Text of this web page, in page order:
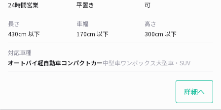
24時間営業
平置き
可
長さ
430cm 以下
車幅
170cm 以下
高さ
300cm 以下
対応車種
オートバイ軽自動車コンパクトカー中型車ワンボックス大型車・SUV
詳細へ